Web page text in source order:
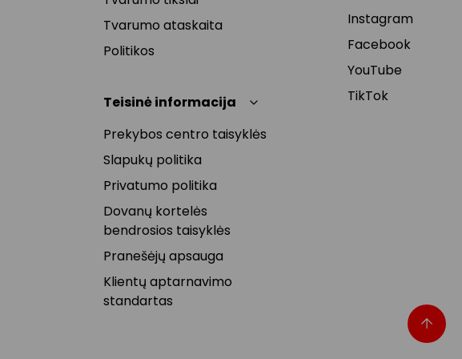
Tvarumo ataskaita
Politikos
Teisinė informacija
Prekybos centro taisyklės
Slapukų politika
Privatumo politika
Dovanų kortelės
bendrosios taisyklės
Pranešėjų apsauga
Klientų aptarnavimo
standartas
Instagram
Facebook
YouTube
TikTok